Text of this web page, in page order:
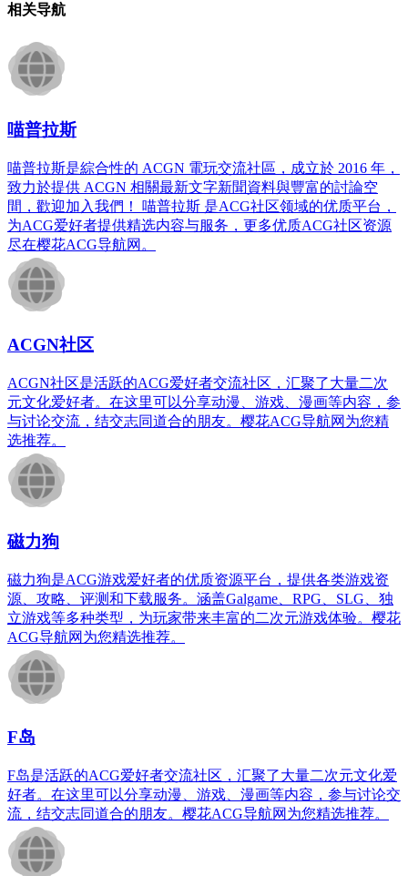
相关导航
喵普拉斯
喵普拉斯是綜合性的 ACGN 電玩交流社區，成立於 2016 年，
致力於提供 ACGN 相關最新文字新聞資料與豐富的討論空
間，歡迎加入我們！ 喵普拉斯 是ACG社区领域的优质平台，
为ACG爱好者提供精选内容与服务，更多优质ACG社区资源
尽在樱花ACG导航网。
ACGN社区
ACGN社区是活跃的ACG爱好者交流社区，汇聚了大量二次
元文化爱好者。在这里可以分享动漫、游戏、漫画等内容，参
与讨论交流，结交志同道合的朋友。樱花ACG导航网为您精
选推荐。
磁力狗
磁力狗是ACG游戏爱好者的优质资源平台，提供各类游戏资
源、攻略、评测和下载服务。涵盖Galgame、RPG、SLG、独
立游戏等多种类型，为玩家带来丰富的二次元游戏体验。樱花
ACG导航网为您精选推荐。
F岛
F岛是活跃的ACG爱好者交流社区，汇聚了大量二次元文化爱
好者。在这里可以分享动漫、游戏、漫画等内容，参与讨论交
流，结交志同道合的朋友。樱花ACG导航网为您精选推荐。